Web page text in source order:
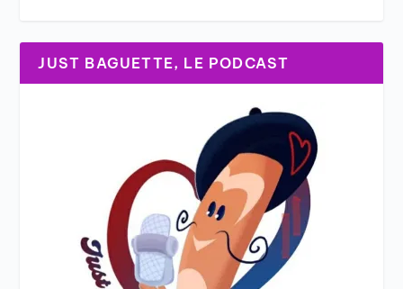
JUST BAGUETTE, LE PODCAST